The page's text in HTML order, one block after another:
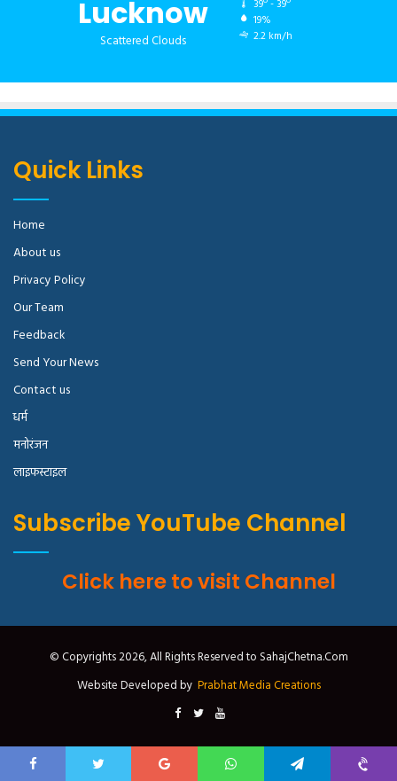
Lucknow
Scattered Clouds
39º - 39º
19%
2.2 km/h
Quick Links
Home
About us
Privacy Policy
Our Team
Feedback
Send Your News
Contact us
धर्म
मनोरंजन
लाइफस्टाइल
Subscribe YouTube Channel
Click here to visit Channel
© Copyrights 2026, All Rights Reserved to SahajChetna.Com
Website Developed by Prabhat Media Creations